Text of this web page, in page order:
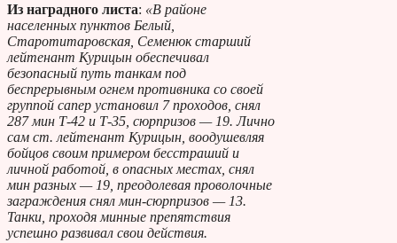
Из наградного листа: «В районе
населенных пунктов Белый,
Старотитаровская, Семенюк старший
лейтенант Курицын обеспечивал
безопасный путь танкам под
беспрерывным огнем противника со своей
группой сапер установил 7 проходов, снял
287 мин Т-42 и Т-35, сюрпризов — 19. Лично
сам ст. лейтенант Курицын, воодушевляя
бойцов своим примером бесстраший и
личной работой, в опасных местах, снял
мин разных — 19, преодолевая проволочные
заграждения снял мин-сюрпризов — 13.
Танки, проходя минные препятствия
успешно развивал свои действия.